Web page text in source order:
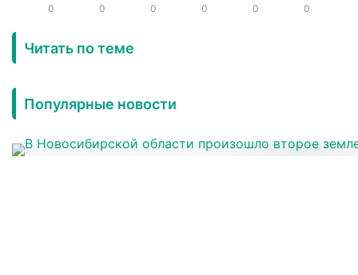
0 0 0 0 0 0
Читать по теме
Популярные новости